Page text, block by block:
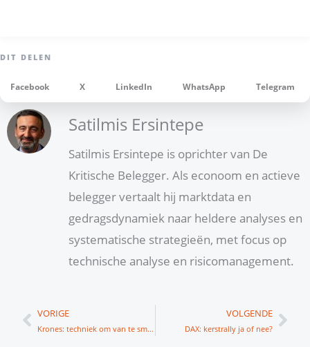
Facebook X LinkedIn WhatsApp Telegram
Satilmis Ersintepe
Satilmis Ersintepe is oprichter van De
Kritische Belegger. Als econoom en actieve
belegger vertaalt hij marktdata en
gedragsdynamiek naar heldere analyses en
systematische strategieën, met focus op
technische analyse en risicomanagement.
Vorige
VORIGE
Krones: techniek om van te smullen
VOLGENDE
DAX: kerstrally ja of nee?